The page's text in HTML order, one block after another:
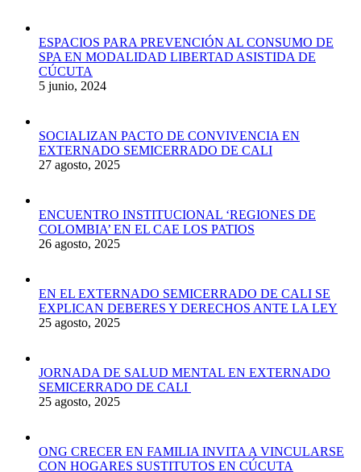
ESPACIOS PARA PREVENCIÓN AL CONSUMO DE
SPA EN MODALIDAD LIBERTAD ASISTIDA DE
CÚCUTA
5 junio, 2024
SOCIALIZAN PACTO DE CONVIVENCIA EN
EXTERNADO SEMICERRADO DE CALI
27 agosto, 2025
ENCUENTRO INSTITUCIONAL ‘REGIONES DE
COLOMBIA’ EN EL CAE LOS PATIOS
26 agosto, 2025
EN EL EXTERNADO SEMICERRADO DE CALI SE
EXPLICAN DEBERES Y DERECHOS ANTE LA LEY
25 agosto, 2025
JORNADA DE SALUD MENTAL EN EXTERNADO
SEMICERRADO DE CALI
25 agosto, 2025
ONG CRECER EN FAMILIA INVITA A VINCULARSE
CON HOGARES SUSTITUTOS EN CÚCUTA